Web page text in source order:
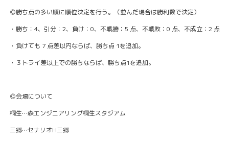
◎勝ち点の多い順に順位決定を行う。（並んだ場合は勝利数で決定）
・勝ち：4、引分：2、負け：0、不戦勝：5 点、不戦敗：0 点、不成立：2 点
・負けても 7 点差以内ならば、勝ち点 1を追加。
・３トライ差以上での勝ちならば、勝ち点1を追加。
◎会場について
桐生…森エンジニアリング桐生スタジアム
三郷…セナリオH三郷